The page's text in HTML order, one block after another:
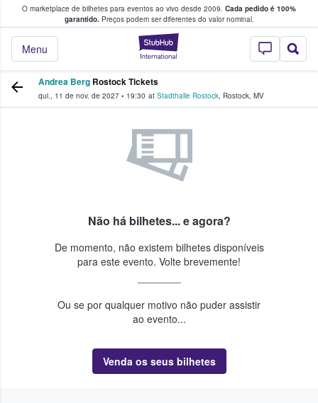
O marketplace de bilhetes para eventos ao vivo desde 2009. Cada pedido é 100%
garantido.Preços podem ser diferentes do valor nominal.
StubHub – onde
Menu
fãs compram e vendem bilhetes
Andrea Berg Rostock Tickets
qui., 11 de nov. de 2027 • 19:30 at Stadthalle Rostock, Rostock, MV
Não há bilhetes... e agora?
De momento, não existem bilhetes disponíveis
para este evento. Volte brevemente!
Ou se por qualquer motivo não puder assistir
ao evento...
Venda os seus bilhetes